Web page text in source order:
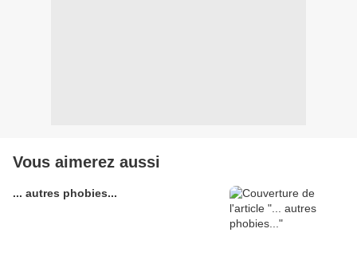
Vous aimerez aussi
... autres phobies...